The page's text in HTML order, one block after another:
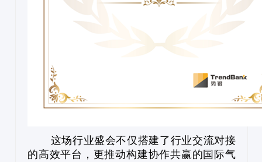
这场行业盛会不仅搭建了行业交流对接
的高效平台，更推动构建协作共赢的国际气